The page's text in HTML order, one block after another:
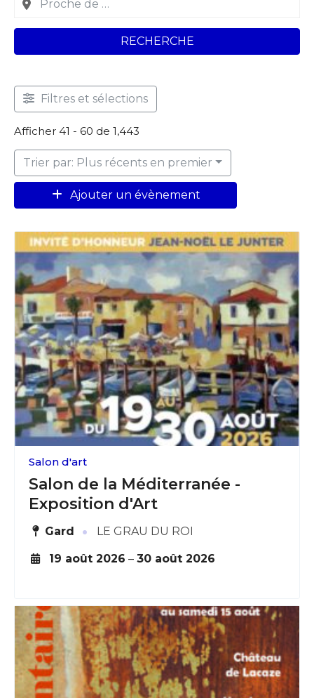
RECHERCHE
Filtres et sélections
Afficher 41 - 60 de 1,443
Trier par: Plus récents en premier
Ajouter un évènement
Salon d'art
Salon de la Méditerranée -
Exposition d'Art
Gard · LE GRAU DU ROI
19 août 2026 – 30 août 2026